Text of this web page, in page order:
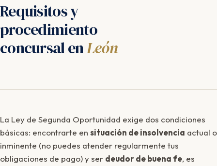
Requisitos y
procedimiento
concursal enLeón
La Ley de Segunda Oportunidad exige dos condiciones
básicas: encontrarte en situación de insolvencia actual o
inminente (no puedes atender regularmente tus
obligaciones de pago) y ser deudor de buena fe, es